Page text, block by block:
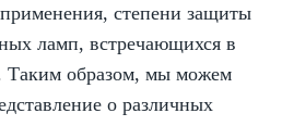
степени защиты
ламп, встречающихся в
Таким образом, мы можем
о различных